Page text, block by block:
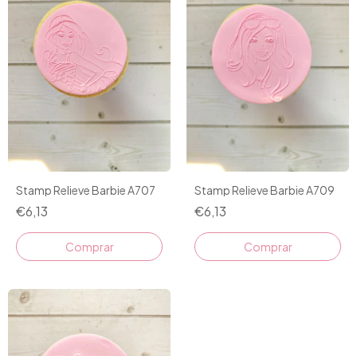
Stamp Relieve Barbie A707
€6,13
Stamp Relieve Barbie A709
€6,13